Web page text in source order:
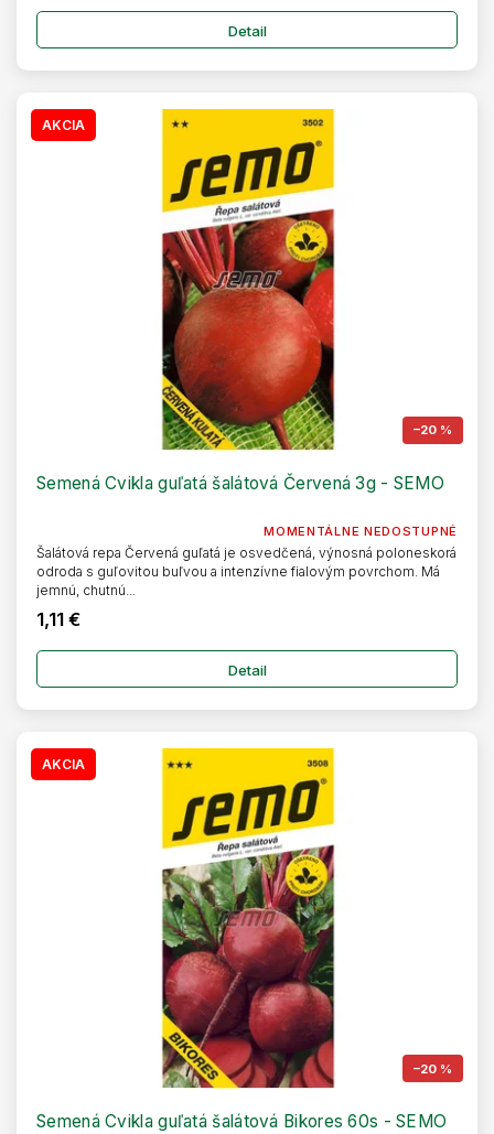
Detail
AKCIA
–20 %
Semená Cvikla guľatá šalátová Červená 3g - SEMO
MOMENTÁLNE NEDOSTUPNÉ
1,11 €
Detail
Šalátová repa Červená guľatá je osvedčená, výnosná poloneskorá
odroda s guľovitou buľvou a intenzívne fialovým povrchom. Má
jemnú, chutnú...
AKCIA
–20 %
Semená Cvikla guľatá šalátová Bikores 60s - SEMO